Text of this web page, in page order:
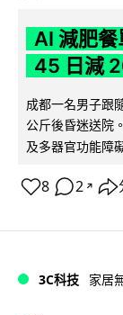
AI 減肥
45 日減
成都一名男子跟
公斤後昏迷送院
及多器官功能障
8 2 ↗
3C科技 家居